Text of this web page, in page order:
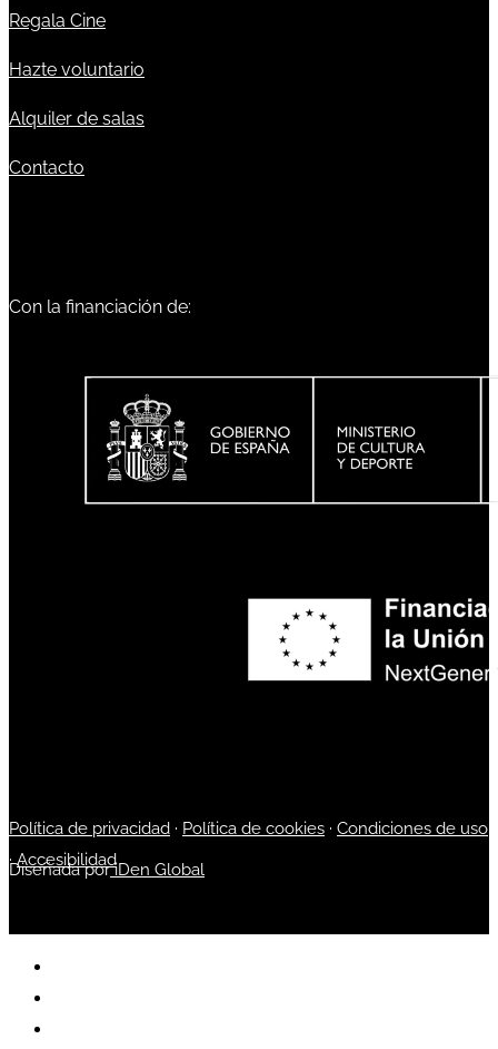
Regala Cine
Hazte voluntario
Alquiler de salas
Contacto
Con la financiación de:
Política de privacidad · Política de cookies · Condiciones de uso
·Accesibilidad
Diseñada poriDen Global